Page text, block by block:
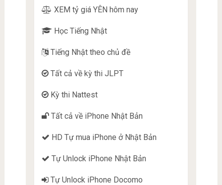
XEM tỷ giá YÊN hôm nay
Học Tiếng Nhật
Tiếng Nhật theo chủ đề
Tất cả về kỳ thi JLPT
Kỳ thi Nattest
Tất cả về iPhone Nhật Bản
HD Tự mua iPhone ở Nhật Bản
Tự Unlock iPhone Nhật Bản
Tự Unlock iPhone Docomo